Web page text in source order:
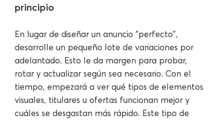
principio
En lugar de diseñar un anuncio "perfecto",
desarrolle un pequeño lote de variaciones por
adelantado. Esto le da margen para probar,
rotar y actualizar según sea necesario. Con el
tiempo, empezará a ver qué tipos de elementos
visuales, titulares u ofertas funcionan mejor y
cuáles se desgastan más rápido. Este tipo de